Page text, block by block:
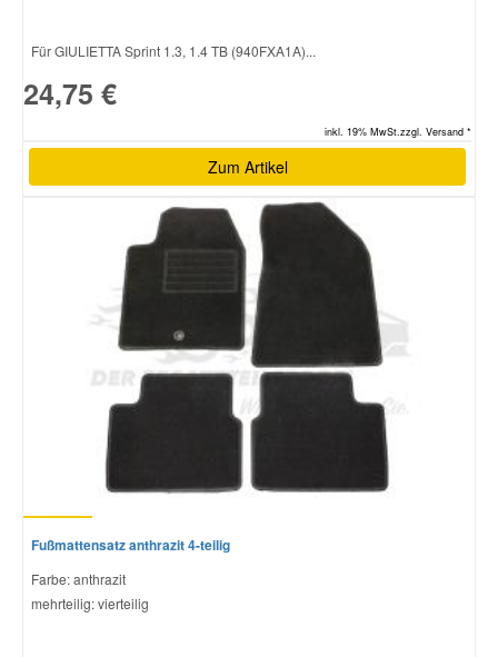
Für GIULIETTA Sprint 1.3, 1.4 TB (940FXA1A)...
24,75 €
inkl. 19% MwSt.zzgl. Versand *
Zum Artikel
Fußmattensatz anthrazit 4-teilig
Farbe: anthrazit
mehrteilig: vierteilig